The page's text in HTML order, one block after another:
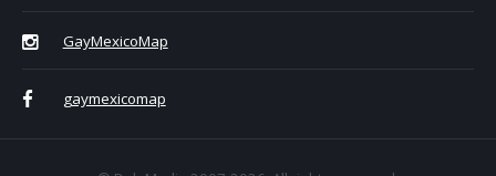
GayMexicoMap
gaymexicomap